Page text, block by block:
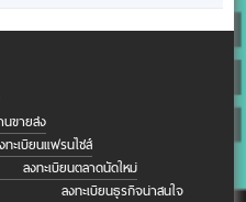
ขายส่ง
ทะเบียนแฟรนไชส์
ลงทะเบียนตลาดนัดใหม่
ลงทะเบียนธุรกิจน่าสนใจ